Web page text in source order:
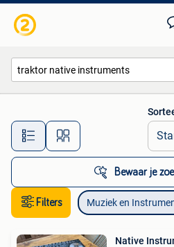
Alle afstanden…
Bewaar je
Filters Muziek en
Native